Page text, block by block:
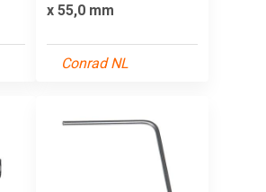
x 55,0 mm
Conrad NL